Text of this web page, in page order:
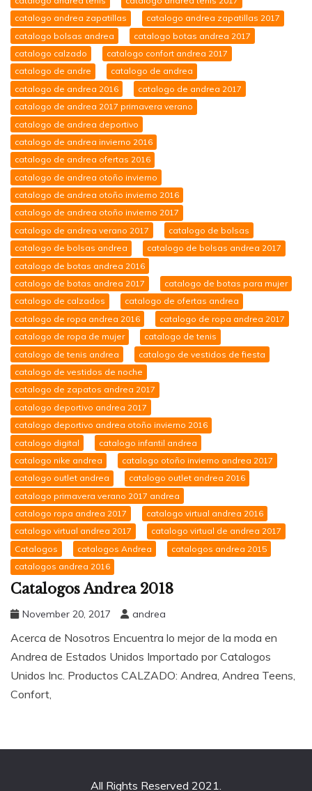
catalogo andrea zapatillas
catalogo andrea zapatillas 2017
catalogo bolsas andrea
catalogo botas andrea 2017
catalogo calzado
catalogo confort andrea 2017
catalogo de andre
catalogo de andrea
catalogo de andrea 2016
catalogo de andrea 2017
catalogo de andrea 2017 primavera verano
catalogo de andrea deportivo
catalogo de andrea invierno 2016
catalogo de andrea ofertas 2016
catalogo de andrea otoño invierno
catalogo de andrea otoño invierno 2016
catalogo de andrea otoño invierno 2017
catalogo de andrea verano 2017
catalogo de bolsas
catalogo de bolsas andrea
catalogo de bolsas andrea 2017
catalogo de botas andrea 2016
catalogo de botas andrea 2017
catalogo de botas para mujer
catalogo de calzados
catalogo de ofertas andrea
catalogo de ropa andrea 2016
catalogo de ropa andrea 2017
catalogo de ropa de mujer
catalogo de tenis
catalogo de tenis andrea
catalogo de vestidos de fiesta
catalogo de vestidos de noche
catalogo de zapatos andrea 2017
catalogo deportivo andrea 2017
catalogo deportivo andrea otoño invierno 2016
catalogo digital
catalogo infantil andrea
catalogo nike andrea
catalogo otoño invierno andrea 2017
catalogo outlet andrea
catalogo outlet andrea 2016
catalogo primavera verano 2017 andrea
catalogo ropa andrea 2017
catalogo virtual andrea 2016
catalogo virtual andrea 2017
catalogo virtual de andrea 2017
Catalogos
catalogos Andrea
catalogos andrea 2015
catalogos andrea 2016
Catalogos Andrea 2018
November 20, 2017 andrea
Acerca de Nosotros Encuentra lo mejor de la moda en
Andrea de Estados Unidos Importado por Catalogos
Unidos Inc. Productos CALZADO: Andrea, Andrea Teens,
Confort,
All Rights Reserved 2021.